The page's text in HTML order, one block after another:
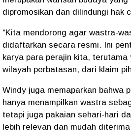
dipromosikan dan dilindungi hak
“Kita mendorong agar wastra-
didaftarkan secara resmi. Ini
karya para perajin kita, terutama
wilayah perbatasan, dari klaim
Windy juga memaparkan bahwa
hanya menampilkan wastra
tetapi juga pakaian sehari-hari
lebih relevan dan mudah